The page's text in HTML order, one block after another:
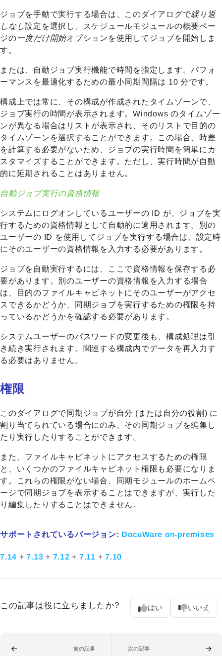
ジョブを手動で実行する場合は、このダイアログで繰り返
しなし設定を選択し、スケジュールモジュールの概要ペー
ジの一度だけ開始オプションを使用してジョブを開始しま
す。
または、自動ジョブ実行機能で時間を指定します。パフォ
ーマンスを最適化するための最小同期間隔は 10 分です。
構成上では常に、その構成が作成されたタイムゾーンで、
ジョブ実行の時間が表示されます。Windows のタイムゾー
ンが異なる場合はリストが表示され、そのリストで目的の
タイムゾーンを選択することができます。この場合、時差
を計算する必要がないため、ジョブの実行時間を簡単にカ
スタマイズすることができます。ただし、実行時間が自動
的に延期されることはありません。
自動ジョブ実行の資格情報
システムにログオンしているユーザーの ID が、ジョブを実
行するための資格情報として自動的に適用されます。別の
ユーザーの ID を使用してジョブを実行する場合は、設定時
にそのユーザーの資格情報を入力する必要があります。
ジョブを自動実行するには、ここで資格情報を保存する必
要があります。別のユーザーの資格情報を入力する場合
は、目的のファイルキャビネットにそのユーザーがアクセ
スできるかどうか、同期ジョブを実行するための権限 を持
っているかどうかを確認する必要があります。
システムユーザーのパスワードの変更後も、構成処理は引
き続き実行されます。関連する構成内でデータを再入力す
る必要はありません。
権限
このダイアログで同期ジョブが自分 (または自分の役割) に
割り当てられている場合にのみ、その同期ジョブを編集し
たり実行したりすることができます。
また、ファイルキャビネットにアクセスするための権限
と、 いくつかのファイルキャビネット権限 も必要になりま
す。これらの権限がない場合、同期モジュールのホームペ
ージで同期ジョブを表示することはできますが、実行した
り編集したりすることはできません。
サポートされているバージョン: DocuWare on-premises
7.14 +7.13 + 7.12+ 7.11 + 7.10
この記事は役に立ちましたか? はい いいえ
前の記事 次の記事